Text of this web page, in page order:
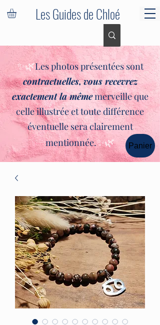
Les Guides de Chloé
✨🌿Les photos présentées sont
contractuelles,vous recevrez
exactement la mêmemerveille que
celle illustrée et toute différence
éventuelle sera clairement
mentionnée.✨🌿 Panier